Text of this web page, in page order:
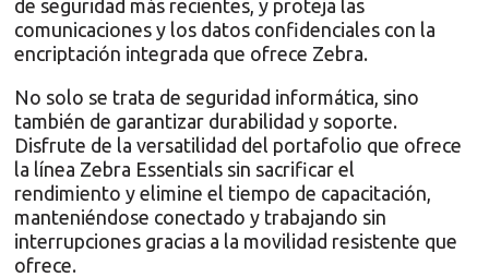
de seguridad más recientes, y proteja las
comunicaciones y los datos confidenciales con la
encriptación integrada que ofrece Zebra.
No solo se trata de seguridad informática, sino
también de garantizar durabilidad y soporte.
Disfrute de la versatilidad del portafolio que ofrece
la línea Zebra Essentials sin sacrificar el
rendimiento y elimine el tiempo de capacitación,
manteniéndose conectado y trabajando sin
interrupciones gracias a la movilidad resistente que
ofrece.